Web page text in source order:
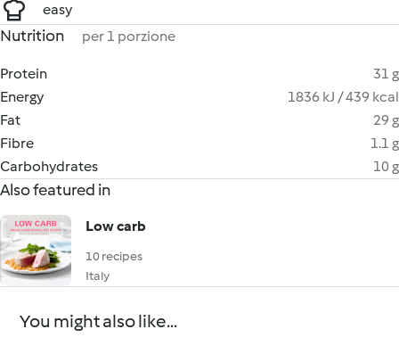
easy
Nutrition per 1 porzione
Protein
31 g
Energy
1836 kJ / 439 kcal
Fat
29 g
Fibre
1.1 g
Carbohydrates
10 g
Also featured in
Low carb
10 recipes
Italy
You might also like...